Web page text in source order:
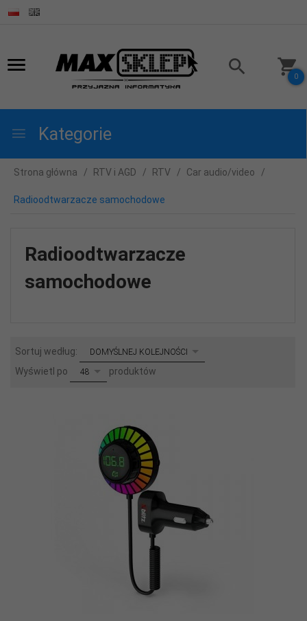
0
Kategorie
Strona główna RTV i AGD RTV Car audio/video
Radioodtwarzacze samochodowe
Radioodtwarzacze
samochodowe
Sortuj według: sortDOMYŚLNEJ KOLEJNOŚCI
Wyświetl po pop48 produktów